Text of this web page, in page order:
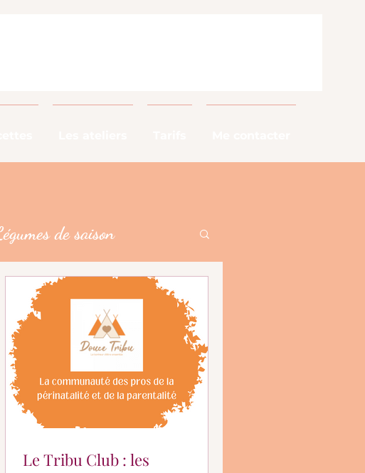
de saison
alimentaires
Le Tribu Club : les